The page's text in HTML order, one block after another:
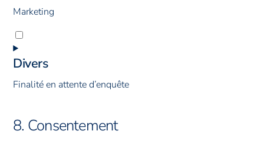
Marketing
Consent
to
service
Divers
Finalité en attente d’enquête
to
8. Consentement